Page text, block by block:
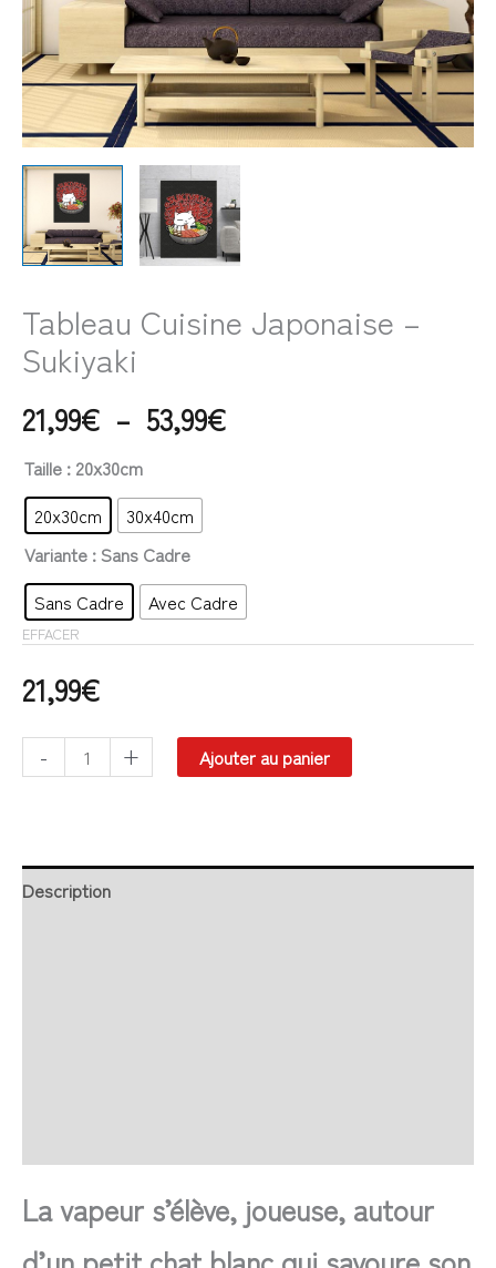
Tableau Cuisine Japonaise –
Sukiyaki
21,99€ – 53,99€
Taille : 20x30cm
20x30cm
30x40cm
Variante : Sans Cadre
Sans Cadre
Avec Cadre
EFFACER
21,99€
- + Ajouter au panier
Description
La vapeur s’élève, joueuse, autour